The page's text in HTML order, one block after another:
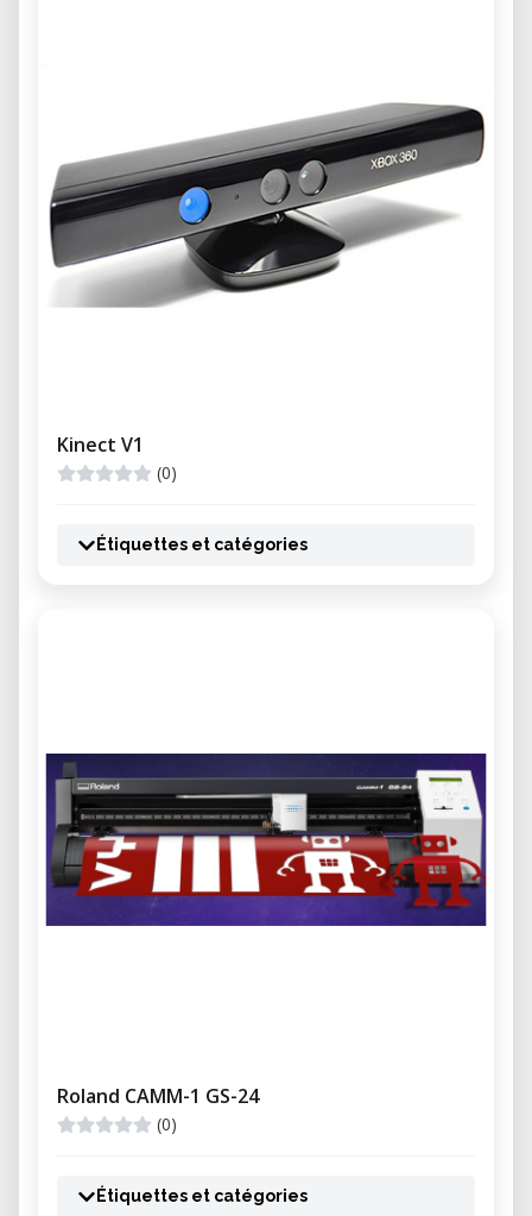
Kinect V1
(0)
Étiquettes et catégories
Roland CAMM-1 GS-24
(0)
Étiquettes et catégories